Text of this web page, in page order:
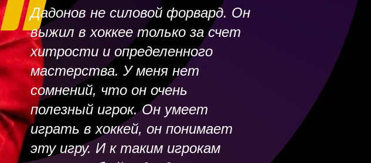
+4 16 868 235 593
+16 696 42 317
New 583 48 091 3 750 000
10 913 237 008 2 160 000
Невероятные спасения русских
хоккеистов в НХЛ! Сорокин украл гол у
Дадонов не силовой форвард. Он
выжил в хоккее только за счет
хитрости и определенного
мастерства. У меня нет
сомнений, что он очень
полезный игрок. Он умеет
играть в хоккей, он понимает
эту игру. И к таким игрокам
что он никогда не выглядел
счастливым. Когда Бучневича
ставили в звено с Микой
Зибанежадом и Крисом
Крайдером, он улыбался во весь
рот, но когда его напарниками
становились другие, у него
было самое грустное лицо,